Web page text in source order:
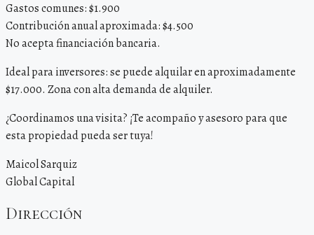
Gastos comunes: $1.900
Contribución anual aproximada: $4.500
No acepta financiación bancaria.
Ideal para inversores: se puede alquilar en aproximadamente
$17.000. Zona con alta demanda de alquiler.
¿Coordinamos una visita? ¡Te acompaño y asesoro para que
esta propiedad pueda ser tuya!
Maicol Sarquiz
Global Capital
Dirección